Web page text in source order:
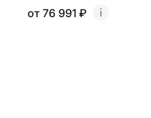
от 76 991 ₽